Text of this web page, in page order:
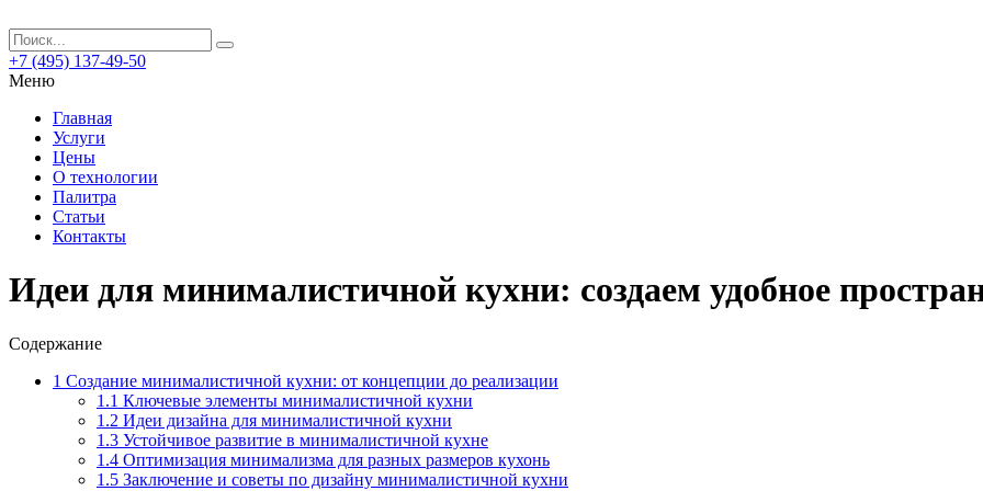
+7 (495) 137-49-50
Меню
Главная
Услуги
Цены
О технологии
Палитра
Статьи
Контакты
Идеи для минималистичной кухни: создаем удобное
Содержание
1 Создание минималистичной кухни: от концепции до реализации
1.1 Ключевые элементы минималистичной кухни
1.2 Идеи дизайна для минималистичной кухни
1.3 Устойчивое развитие в минималистичной кухне
1.4 Оптимизация минимализма для разных размеров кухонь
1.5 Заключение и советы по дизайну минималистичной кухни